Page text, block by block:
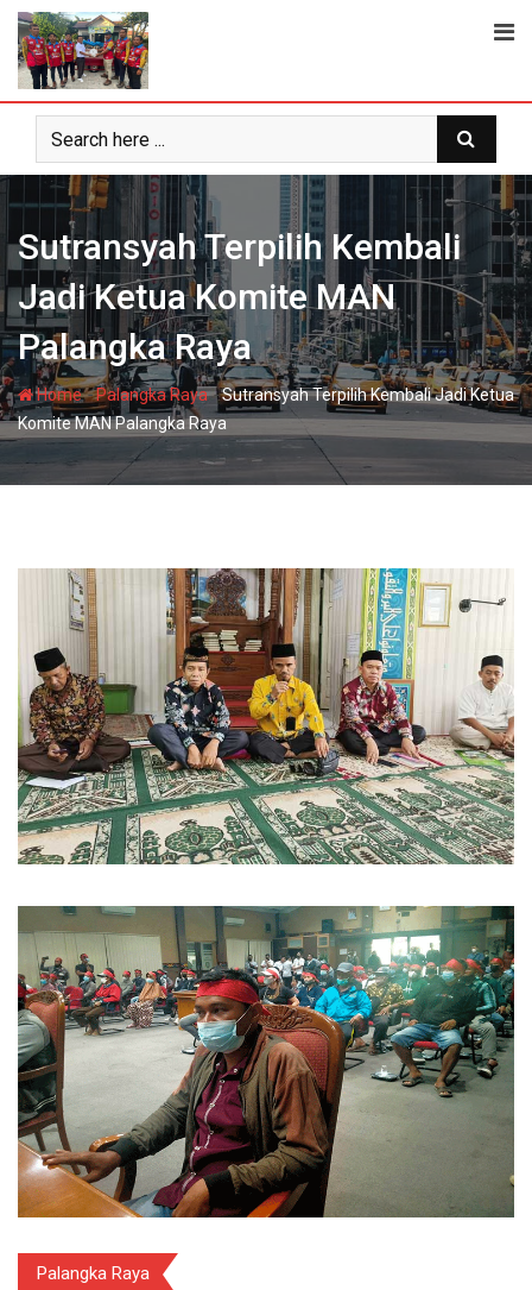
Skip
content
Sutransyah Terpilih Kembali
Jadi Ketua Komite MAN
Palangka Raya
Home-Palangka Raya-Sutransyah Terpilih Kembali Jadi Ketua
Komite MAN Palangka Raya
Palangka Raya